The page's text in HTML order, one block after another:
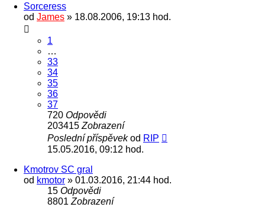
Sorceress
od James » 18.08.2006, 19:13 hod.
1
…
33
34
35
36
37
720 Odpovědi
203415 Zobrazení
Poslední příspěvekod RIP
15.05.2016, 09:12 hod.
Kmotrov SC gral
od kmotor » 01.03.2016, 21:44 hod.
15 Odpovědi
8801 Zobrazení